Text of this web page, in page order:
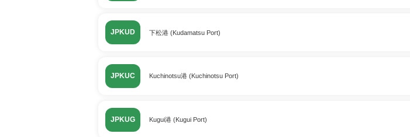
JPKUD 下松港 (Kudamatsu Port)
JPKUC Kuchinotsu港 (Kuchinotsu Port)
JPKUG Kugui港 (Kugui Port)